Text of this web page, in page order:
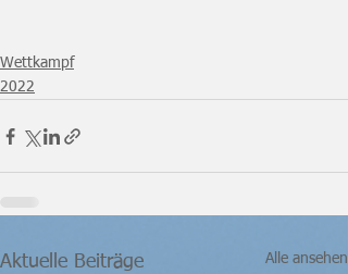
Wettkampf
2022
Aktuelle Beiträge Alle ansehen